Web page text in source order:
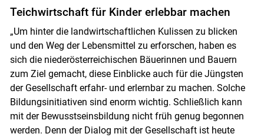
Teichwirtschaft für Kinder erlebbar machen
„Um hinter die landwirtschaftlichen Kulissen zu blicken
und den Weg der Lebensmittel zu erforschen, haben es
sich die niederösterreichischen Bäuerinnen und Bauern
zum Ziel gemacht, diese Einblicke auch für die Jüngsten
der Gesellschaft erfahr- und erlernbar zu machen. Solche
Bildungsinitiativen sind enorm wichtig. Schließlich kann
mit der Bewusstseinsbildung nicht früh genug begonnen
werden. Denn der Dialog mit der Gesellschaft ist heute